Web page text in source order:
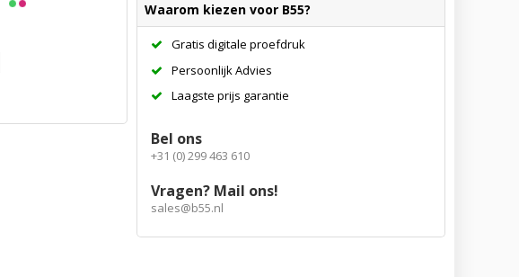
Waarom kiezen voor B55?
Gratis digitale proefdruk
Persoonlijk Advies
Laagste prijs garantie
Bel ons
+31 (0) 299 463 610
Vragen? Mail ons!
sales@b55.nl